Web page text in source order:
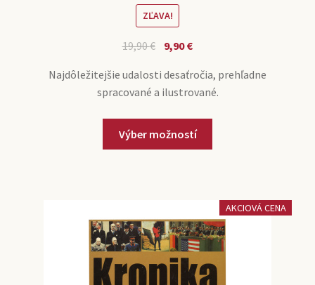
ZĽAVA!
19,90€ 9,90€
Najdôležitejšie udalosti desaťročia, prehľadne
spracované a ilustrované.
Výber možností
AKCIOVÁ CENA